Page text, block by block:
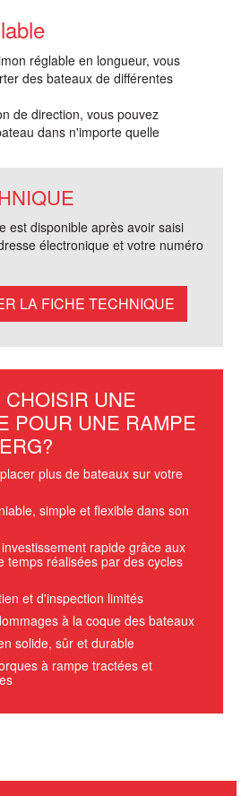
réglable en longueur, vous
des bateaux de différentes
de direction, vous pouvez
dans n'importe quelle
est disponible après avoir saisi
électronique et votre numéro
LA FICHE TECHNIQUE
UNE
POUR UNE RAMPE
plus de bateaux sur votre
simple et flexible dans son
rapide grâce aux
temps réalisées par des cycles
et d'inspection limités
à la coque des bateaux
solide, sûr et durable
à rampe tractées et